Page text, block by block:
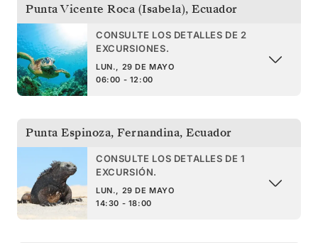
Punta Vicente Roca (Isabela), Ecuador
CONSULTE LOS DETALLES DE 2
EXCURSIONES.
LUN., 29 DE MAYO
06:00 - 12:00
Punta Espinoza, Fernandina, Ecuador
CONSULTE LOS DETALLES DE 1
EXCURSIÓN.
LUN., 29 DE MAYO
14:30 - 18:00